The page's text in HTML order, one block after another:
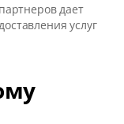
дает
услуг